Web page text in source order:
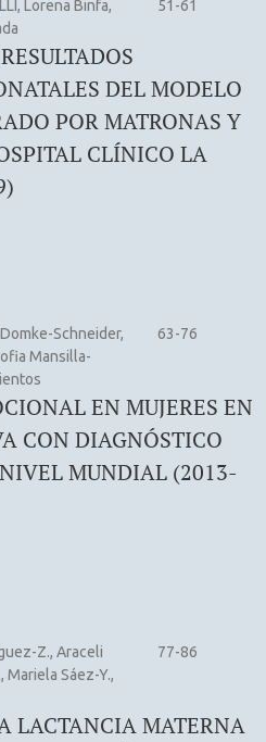
Lorena Binfa,
51-61
DEL MODELO
POR MATRONAS Y
CLÍNICO LA
Schneider,
Mansilla-
63-76
EN MUJERES EN
CON DIAGNÓSTICO
MUNDIAL (2013-
Z., Araceli
Mariela Sáez-Y.,
77-86
LACTANCIA MATERNA